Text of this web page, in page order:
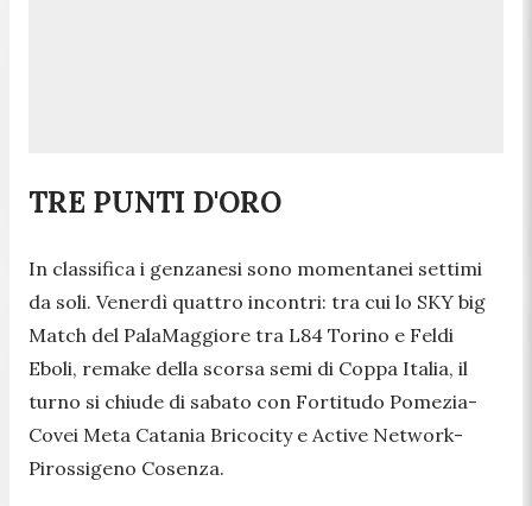
TRE PUNTI D'ORO
In classifica i genzanesi sono momentanei settimi
da soli. Venerdì quattro incontri: tra cui lo SKY big
Match del PalaMaggiore tra L84 Torino e Feldi
Eboli, remake della scorsa semi di Coppa Italia, il
turno si chiude di sabato con Fortitudo Pomezia-
Covei Meta Catania Bricocity e Active Network-
Pirossigeno Cosenza.